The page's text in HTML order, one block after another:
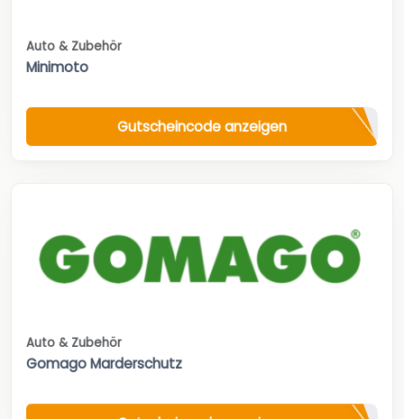
Auto & Zubehör
Minimoto
Gutscheincode anzeigen
Auto & Zubehör
Gomago Marderschutz